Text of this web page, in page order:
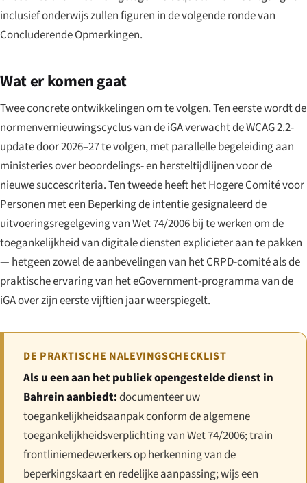
inclusief onderwijs zullen figuren in de volgende ronde van
Concluderende Opmerkingen.
Wat er komen gaat
Twee concrete ontwikkelingen om te volgen. Ten eerste wordt de
normenvernieuwingscyclus van de iGA verwacht de WCAG 2.2-
update door 2026–27 te volgen, met parallelle begeleiding aan
ministeries over beoordelings- en hersteltijdlijnen voor de
nieuwe succescriteria. Ten tweede heeft het Hogere Comité voor
Personen met een Beperking de intentie gesignaleerd de
uitvoeringsregelgeving van Wet 74/2006 bij te werken om de
toegankelijkheid van digitale diensten explicieter aan te pakken
— hetgeen zowel de aanbevelingen van het CRPD-comité als de
praktische ervaring van het eGovernment-programma van de
iGA over zijn eerste vijftien jaar weerspiegelt.
DE PRAKTISCHE NALEVINGSCHECKLIST
Als u een aan het publiek opengestelde dienst in
Bahrein aanbiedt:documenteer uw
toegankelijkheidsaanpak conform de algemene
toegankelijkheidsverplichting van Wet 74/2006; train
frontliniemedewerkers op herkenning van de
beperkingskaart en redelijke aanpassing; wijs een